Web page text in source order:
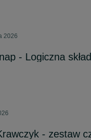
2026
- Logiczna
- zestaw